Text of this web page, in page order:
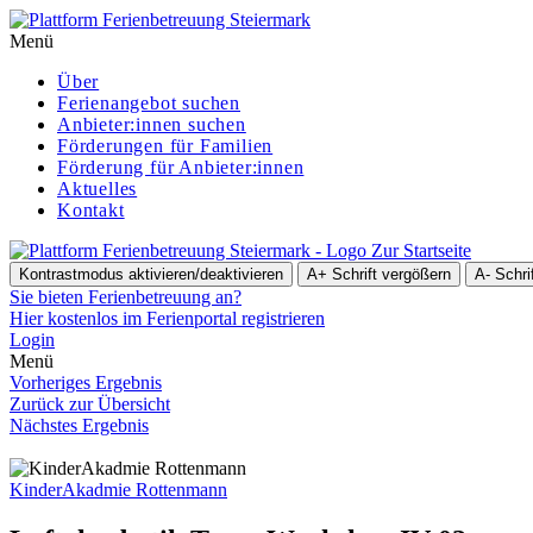
Menü
Über
Ferienangebot suchen
Anbieter:innen suchen
För­de­run­gen für Familien
Förderung für Anbieter:innen
Aktuelles
Kontakt
Zur Startseite
Kontrastmodus aktivieren/deaktivieren A+ Schrift vergößern A-
Sie bieten Ferienbetreuung an?
Hier kostenlos im Ferienportal registrieren
Login
Menü
Vorheriges Ergebnis
Zurück zur Übersicht
Nächstes Ergebnis
KinderAkadmie Rottenmann